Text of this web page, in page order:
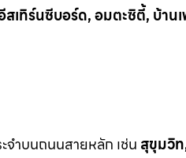
เทิร์นซีบอร์ด, อมตะซิตี้, บ้าน
จำบนถนนสายหลัก เช่น สุขุมวิท